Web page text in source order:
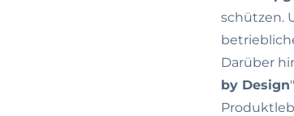
schützen.
Darüber
by Design